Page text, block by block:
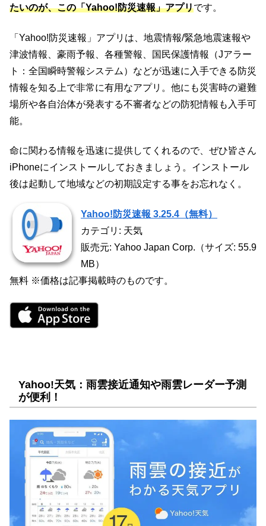
たいのが、この「Yahoo!防災速報」アプリです。
「Yahoo!防災速報」アプリは、地震情報/緊急地震速報や
津波情報、豪雨予報、各種警報、国民保護情報（Jアラー
ト：全国瞬時警報システム）などが迅速に入手できる防災
情報を知る上で非常に有用なアプリ。他にも災害時の避難
場所や各自治体が発表する不審者などの防犯情報も入手可
能。
命に関わる情報を迅速に提供してくれるので、ぜひ皆さん
iPhoneにインストールしておきましょう。インストール
後は起動して地域などの初期設定する事をお忘れなく。
Yahoo!防災速報 3.25.4（無料）
カテゴリ: 天気
販売元: Yahoo Japan Corp.（サイズ: 55.9
MB）
無料 ※価格は記事掲載時のものです。
Yahoo!天気：雨雲接近通知や雨雲レーダー予測
が便利！